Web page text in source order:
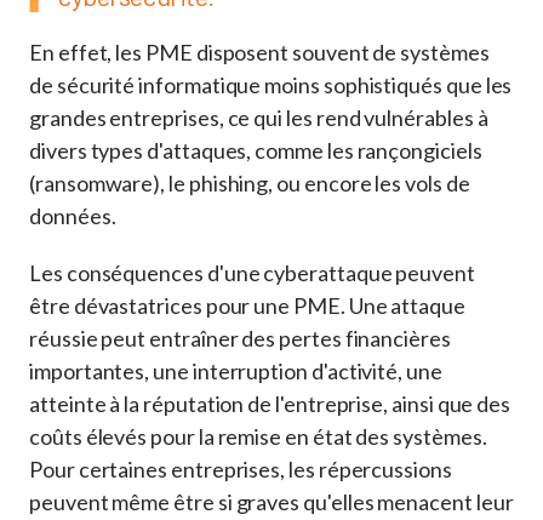
En effet, les PME disposent souvent de systèmes
de sécurité informatique moins sophistiqués que les
grandes entreprises, ce qui les rend vulnérables à
divers types d'attaques, comme les rançongiciels
(ransomware), le phishing, ou encore les vols de
données.
Les conséquences d'une cyberattaque peuvent
être dévastatrices pour une PME. Une attaque
réussie peut entraîner des pertes financières
importantes, une interruption d'activité, une
atteinte à la réputation de l'entreprise, ainsi que des
coûts élevés pour la remise en état des systèmes.
Pour certaines entreprises, les répercussions
peuvent même être si graves qu'elles menacent leur